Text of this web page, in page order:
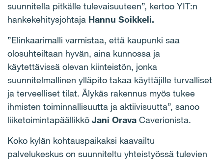
suunnitella pitkälle tulevaisuuteen”, kertoo YIT:n
hankekehitysjohtaja Hannu Soikkeli.
”Elinkaarimalli varmistaa, että kaupunki saa
olosuhteiltaan hyvän, aina kunnossa ja
käytettävissä olevan kiinteistön, jonka
suunnitelmallinen ylläpito takaa käyttäjille turvalliset
ja terveelliset tilat. Älykäs rakennus myös tukee
ihmisten toiminnallisuutta ja aktiivisuutta”, sanoo
liiketoimintapäällikkö Jani Orava Caverionista.
Koko kylän kohtauspaikaksi kaavailtu
palvelukeskus on suunniteltu yhteistyössä tulevien